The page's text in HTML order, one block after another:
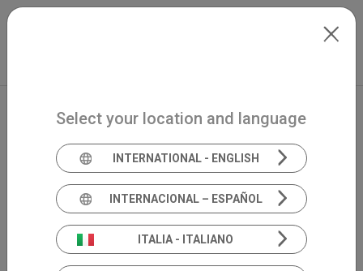
Skip to main content
Select your location and language
INTERNATIONAL - ENGLISH
INTERNACIONAL – ESPAÑOL
ITALIA - ITALIANO